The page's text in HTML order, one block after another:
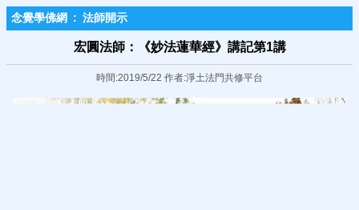
念覺學佛網 : 法師開示
宏圓法師：《妙法蓮華經》講記第1講
時間:2019/5/22 作者:淨土法門共修平台